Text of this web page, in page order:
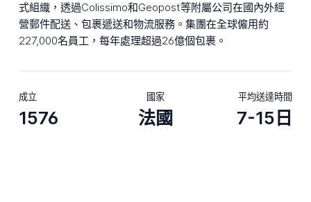
式組織，透過Colissimo和Geopost等附屬公司在國內外經
營郵件配送、包裹遞送和物流服務。集團在全球僱用約
227,000名員工，每年處理超過26億個包裹。
成立
1576
國家
法國
平均送達時間
7-15日